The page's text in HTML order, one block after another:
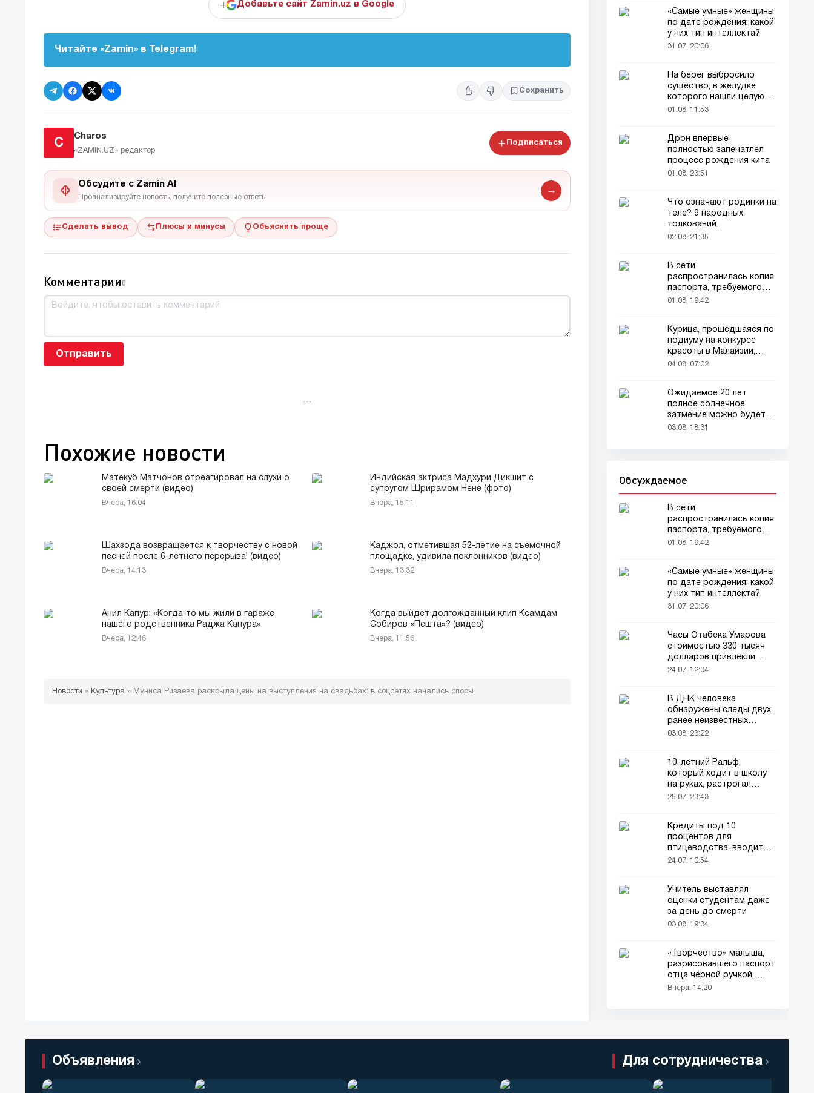
+ Добавьте сайт Zamin.uz в Google
Читайте «Zamin» в Telegram!
Сохранить
C
Charos
«ZAMIN.UZ» редактор
Подписаться
Обсудите с Zamin AI
Проанализируйте новость, получите полезные ответы
→
Сделать вывод Плюсы и минусы Объяснить проще
Комментарии0
Отправить
…
Похожие новости
Матёкуб Матчонов отреагировал на слухи о
своей смерти (видео)
Вчера, 16:04
Индийская актриса Мадхури Дикшит с
супругом Шрирамом Нене (фото)
Вчера, 15:11
Шахзода возвращается к творчеству с новой
песней после 6-летнего перерыва! (видео)
Вчера, 14:13
Каджол, отметившая 52-летие на съёмочной
площадке, удивила поклонников (видео)
Вчера, 13:32
Анил Капур: «Когда-то мы жили в гараже
нашего родственника Раджа Капура»
Вчера, 12:46
Когда выйдет долгожданный клип Ксамдам
Собиров «Пешта»? (видео)
Вчера, 11:56
Новости » Культура » Муниса Ризаева раскрыла цены на выступления на свадьбах: в соцсетях начались споры
«Самые умные» женщины
по дате рождения: какой
у них тип интеллекта?
31.07, 20:06
На берег выбросило
существо, в желудке
которого нашли целую
добычу
01.08, 11:53
Дрон впервые
полностью запечатлел
процесс рождения кита
01.08, 23:51
Что означают родинки на
теле? 9 народных
толкований...
02.08, 21:35
В сети
распространилась копия
паспорта, требуемого
для домашних животных
01.08, 19:42
Курица, прошедшаяся по
подиуму на конкурсе
красоты в Малайзии,
привлекла внимание
04.08, 07:02
Ожидаемое 20 лет
полное солнечное
затмение можно будет
наблюдать в августе
03.08, 18:31
Обсуждаемое
В сети
распространилась копия
паспорта, требуемого
для домашних животных
01.08, 19:42
«Самые умные» женщины
по дате рождения: какой
у них тип интеллекта?
31.07, 20:06
Часы Отабека Умарова
стоимостью 330 тысяч
долларов привлекли
всеобщее внимание в
24.07, 12:04
В ДНК человека
обнаружены следы двух
ранее неизвестных
предков
03.08, 23:22
10-летний Ральф,
который ходит в школу
на руках, растрогал
пользователей соцсетей
25.07, 23:43
Кредиты под 10
процентов для
птицеводства: вводится
новый порядок
24.07, 10:54
Учитель выставлял
оценки студентам даже
за день до смерти
03.08, 19:34
«Творчество» малыша,
разрисовавшего паспорт
отца чёрной ручкой,
привлекло всеобщее
Вчера, 14:20
Объявления Для сотрудничества